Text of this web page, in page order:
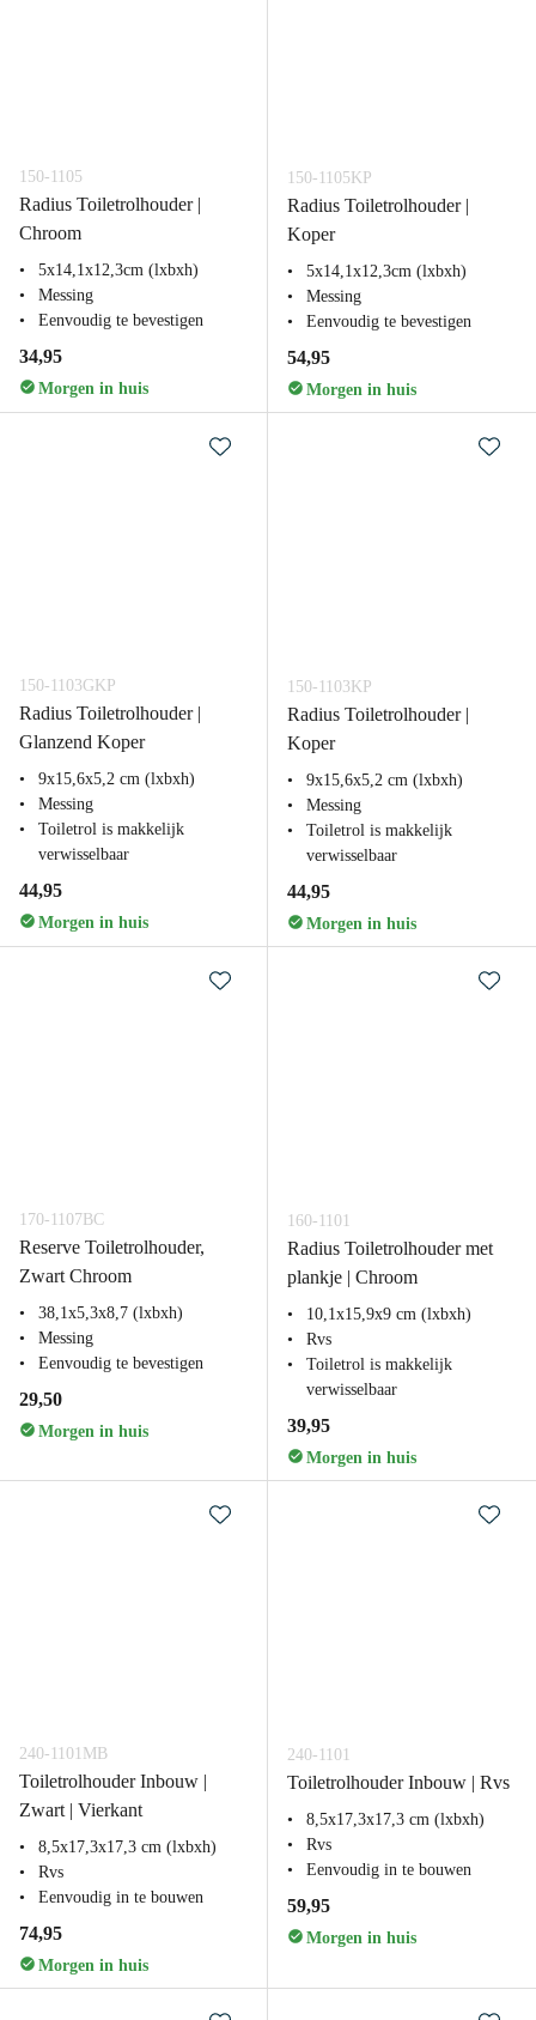
150-1105
Radius Toiletrolhouder |
Chroom
5x14,1x12,3cm (lxbxh)
Messing
Eenvoudig te bevestigen
34,95
Morgen in huis
150-1105KP
Radius Toiletrolhouder |
Koper
5x14,1x12,3cm (lxbxh)
Messing
Eenvoudig te bevestigen
54,95
Morgen in huis
150-1103GKP
Radius Toiletrolhouder |
Glanzend Koper
9x15,6x5,2 cm (lxbxh)
Messing
Toiletrol is makkelijk
verwisselbaar
44,95
Morgen in huis
150-1103KP
Radius Toiletrolhouder |
Koper
9x15,6x5,2 cm (lxbxh)
Messing
Toiletrol is makkelijk
verwisselbaar
44,95
Morgen in huis
170-1107BC
Reserve Toiletrolhouder,
Zwart Chroom
38,1x5,3x8,7 (lxbxh)
Messing
Eenvoudig te bevestigen
29,50
Morgen in huis
160-1101
Radius Toiletrolhouder met
plankje | Chroom
10,1x15,9x9 cm (lxbxh)
Rvs
Toiletrol is makkelijk
verwisselbaar
39,95
Morgen in huis
240-1101MB
Toiletrolhouder Inbouw |
Zwart | Vierkant
8,5x17,3x17,3 cm (lxbxh)
Rvs
Eenvoudig in te bouwen
74,95
Morgen in huis
240-1101
Toiletrolhouder Inbouw | Rvs
8,5x17,3x17,3 cm (lxbxh)
Rvs
Eenvoudig in te bouwen
59,95
Morgen in huis